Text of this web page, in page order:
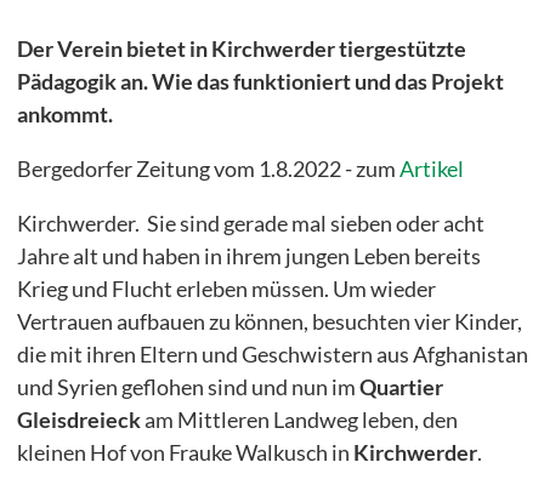
Recycling-Lab
Lernwerkstatt der Wildtiere
Energie- und Klimapioniere mit myClimate
Bei Fragen rufen Sie uns gerne unter 040/72 00 00 72 an.
Der Verein bietet in Kirchwerder tiergestützte
Pädagogik an. Wie das funktioniert und das Projekt
ankommt.
Bergedorfer Zeitung vom 1.8.2022 - zumArtikel
Kirchwerder. Sie sind gerade mal sieben oder acht
Jahre alt und haben in ihrem jungen Leben bereits
Krieg und Flucht erleben müssen. Um wieder
Vertrauen aufbauen zu können, besuchten vier Kinder,
die mit ihren Eltern und Geschwistern aus Afghanistan
und Syrien geflohen sind und nun imQuartier
Gleisdreieckam Mittleren Landweg leben, den
kleinen Hof von Frauke Walkusch in Kirchwerder.